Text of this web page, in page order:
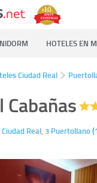
HOTELES EN
Ciudad Real
Cabañas
Real, 3 Puertollano(